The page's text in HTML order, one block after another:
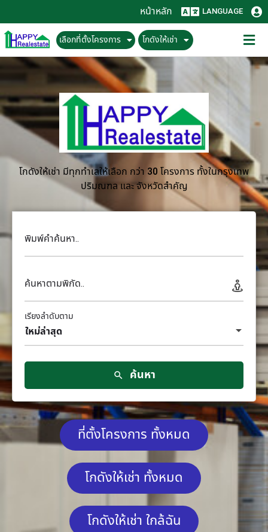
หน้าหลัก LANGUAGE
เลือกที่ตั้งโครงการ โกดังให้เช่า
โกดังให้เช่า มีทุกทำเลให้เลือก กว่า 30 โครงการ ทั้งในกรุงเทพ
ปริมณฑล และ จังหวัดสำคัญ
พิมพ์คำค้นหา..
ค้นหาตามพิกัด..
ใหม่ล่าสุด
เรียงลำดับตาม
ค้นหา
ที่ตั้งโครงการ ทั้งหมด
โกดังให้เช่า ทั้งหมด
โกดังให้เช่า ใกล้ฉัน